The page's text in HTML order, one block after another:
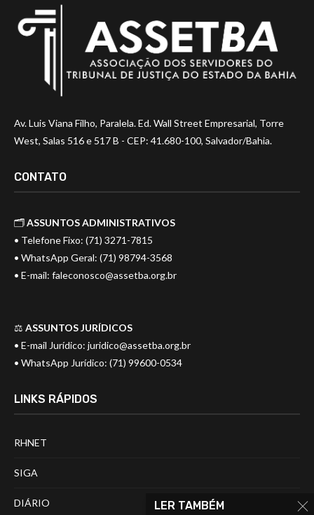
Av. Luis Viana Filho, Paralela. Ed. Wall Street Empresarial, Torre
West, Salas 516 e 517 B - CEP: 41.680-100, Salvador/Bahia.
CONTATO
🗂️ASSUNTOS ADMINISTRATIVOS
• Telefone Fixo: (71) 3271-7815
• WhatsApp Geral: (71) 98794-3568
• E-mail: faleconosco@assetba.org.br
⚖️ ASSUNTOS JURÍDICOS
• E-mail Jurídico: juridico@assetba.org.br
• WhatsApp Jurídico: (71) 99600-0534
LINKS RÁPIDOS
RHNET
SIGA
DIÁRIO LER TAMBÉM